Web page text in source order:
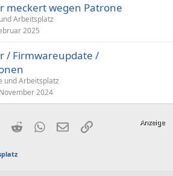
meckert wegen Patrone
Arbeitsplatz
2025
/ Firmwareupdate /
und Arbeitsplatz
2024
RedditWhatsApp
E-MailLink